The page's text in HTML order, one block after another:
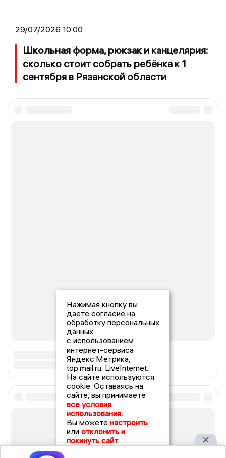
29/07/2026 10:00
Школьная форма, рюкзак и канцелярия:
сколько стоит собрать ребёнка к 1
сентября в Рязанской области
Нажимая кнопку вы
даете согласие на
обработку персональных
данных
с использованием
интернет-сервиса
Яндекс.Метрика,
top.mail.ru, LiveInternet.
На сайте используются
cookie. Оставаясь на
сайте, вы принимаете
все условия
использования.
Вы можете настроить
или отклонить и
покинуть сайт